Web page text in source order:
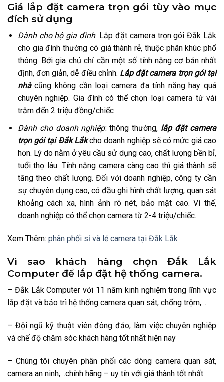
Giá lắp đặt camera trọn gói tùy vào mục
đích sử dụng
Dành cho hộ gia đình: Lắp đặt camera trọn gói Đắk Lắk
cho gia đình thường có giá thành rẻ, thuộc phân khúc phổ
thông. Bởi gia chủ chỉ cần một số tính năng cơ bản nhất
định, đơn giản, dễ điều chỉnh. Lắp đặt camera trọn gói tại
nhàcũng không cần loại camera đa tính năng hay quá
chuyên nghiệp. Gia đình có thể chọn loại camera từ vài
trăm đến 2 triệu đồng/chiếc
Dành cho doanh nghiệp: thông thường, lắp đặt camera
trọn gói tại Đắk Lắkcho doanh nghiệp sẽ có mức giá cao
hơn. Lý do nằm ở yêu cầu sử dụng cao, chất lượng bền bỉ,
tuổi thọ lâu. Tính năng camera càng cao thì giá thành sẽ
tăng theo chất lượng. Đối với doanh nghiệp, công ty cần
sự chuyên dụng cao, có đầu ghi hình chất lượng; quan sát
khoảng cách xa, hình ảnh rõ nét, bảo mật cao. Vì thế,
doanh nghiệp có thể chọn camera từ 2-4 triệu/chiếc.
Xem Thêm: phân phối sỉ và lẻ camera tại Đắk Lắk
Vì sao khách hàng chọn Đắk Lắk
Computer để lắp đặt hệ thống camera.
– Đắk Lắk Computer với 11 năm kinh nghiệm trong lĩnh vực
lắp đặt và bảo trì hệ thống camera quan sát, chống trộm,…
– Đội ngũ kỹ thuật viên đông đảo, làm việc chuyên nghiệp
và chế độ chăm sóc khách hàng tốt nhất hiện nay
– Chúng tôi chuyên phân phối các dòng camera quan sát,
camera an ninh,…chính hãng – uy tín với giá thành tốt nhất